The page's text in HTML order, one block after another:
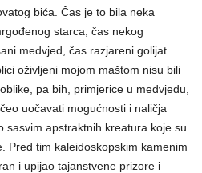
bića. Čas je to bila neka
starca, čas nekog
medvjed, čas razjareni golijat
oživljeni mojom maštom nisu bili
pa bih, primjerice u medvjedu,
uočavati mogućnosti i naličja
sasvim apstraktnih kreatura koje su
Pred tim kaleidoskopskim kamenim
i upijao tajanstvene prizore i